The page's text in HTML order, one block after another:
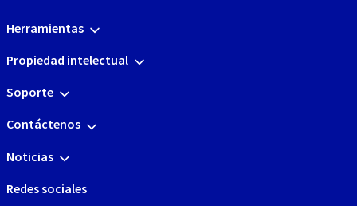
Herramientas
Propiedad intelectual
Soporte
Contáctenos
Noticias
Redes sociales